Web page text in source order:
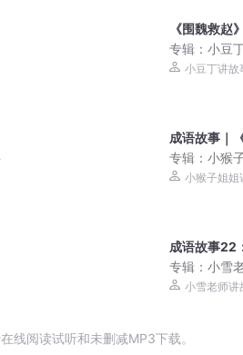
《围魏救赵
专辑：小豆
小豆丁讲故
成语故事｜
专辑：小猴
小猴子姐姐
成语故事22
专辑：小雪
小雪老师讲
线阅读试听和未删减MP3下载。